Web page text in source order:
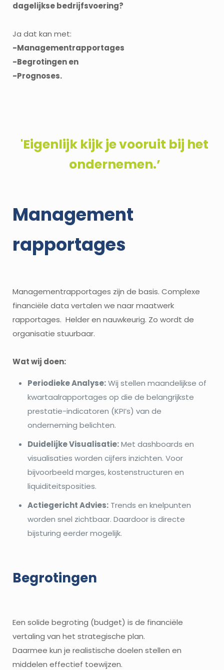
dagelijkse bedrijfsvoering?
Ja dat kan met:
-Managementrapportages
-Begrotingen en
-Prognoses.
'Eigenlijk kijk je vooruit bij het
ondernemen.’
Management
rapportages
Managementrapportages zijn de basis. Complexe
financiële data vertalen we naar maatwerk
rapportages. Helder en nauwkeurig. Zo wordt de
organisatie stuurbaar.
Wat wij doen:
Periodieke Analyse:Wij stellen maandelijkse of
kwartaalrapportages op die de belangrijkste
prestatie-indicatoren (KPI’s) van de
onderneming belichten.
Duidelijke Visualisatie:Met dashboards en
visualisaties worden cijfers inzichten. Voor
bijvoorbeeld marges, kostenstructuren en
liquiditeitsposities.
Actiegericht Advies: Trends en knelpunten
worden snel zichtbaar. Daardoor is directe
bijsturing eerder mogelijk.
Begrotingen
Een solide begroting (budget) is de financiële
vertaling van het strategische plan.
Daarmee kun je realistische doelen stellen en
middelen effectief toewijzen.